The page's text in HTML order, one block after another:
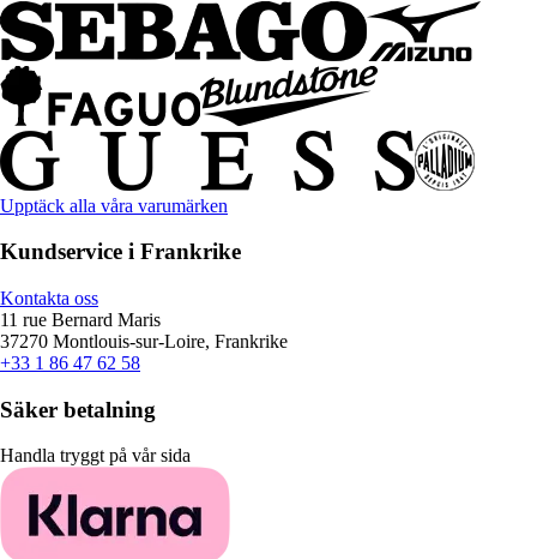
Upptäck alla våra varumärken
Kundservice i Frankrike
Kontakta oss
11 rue Bernard Maris
37270 Montlouis-sur-Loire, Frankrike
+33 1 86 47 62 58
Säker betalning
Handla tryggt på vår sida